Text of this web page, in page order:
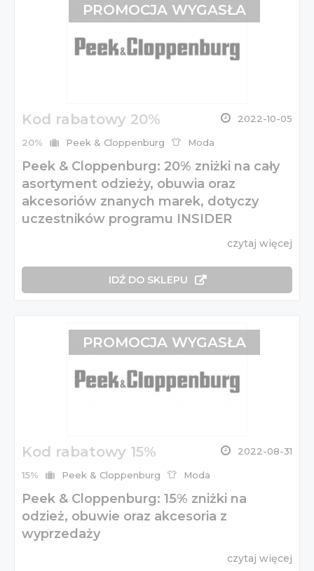
Kod rabatowy 20% 2022-10-05
20% Peek & Cloppenburg Moda
Peek & Cloppenburg: 20% zniżki na cały
asortyment odzieży, obuwia oraz
akcesoriów znanych marek, dotyczy
uczestników programu INSIDER
czytaj więcej
IDŹ DO SKLEPU
PROMOCJA WYGASŁA
Kod rabatowy 15% 2022-08-31
15% Peek & Cloppenburg Moda
Peek & Cloppenburg: 15% zniżki na
odzież, obuwie oraz akcesoria z
wyprzedaży
czytaj więcej
PROMOCJA WYGASŁA